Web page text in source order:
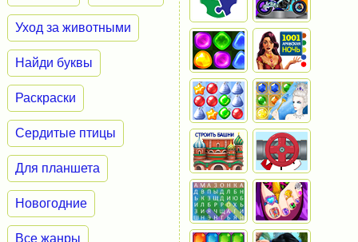
Уход за животными
Найди буквы
Раскраски
Сердитые птицы
Для планшета
Новогодние
Все жанры